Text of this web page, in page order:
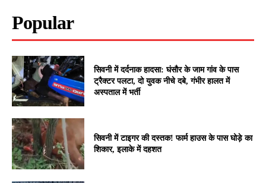
Popular
सिवनी में दर्दनाक हादसा: घंसौर के जाम गांव के पास
ट्रैक्टर पलटा, दो युवक नीचे दबे, गंभीर हालत में
अस्पताल में भर्ती
सिवनी में टाइगर की दस्तक! फार्म हाउस के पास घोड़े का
शिकार, इलाके में दहशत